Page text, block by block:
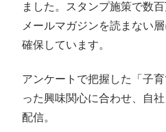
ました。スタンプ施策で数
メールマガジンを読まない
確保しています。
アンケートで把握した「子
った興味関心に合わせ、自
配信。